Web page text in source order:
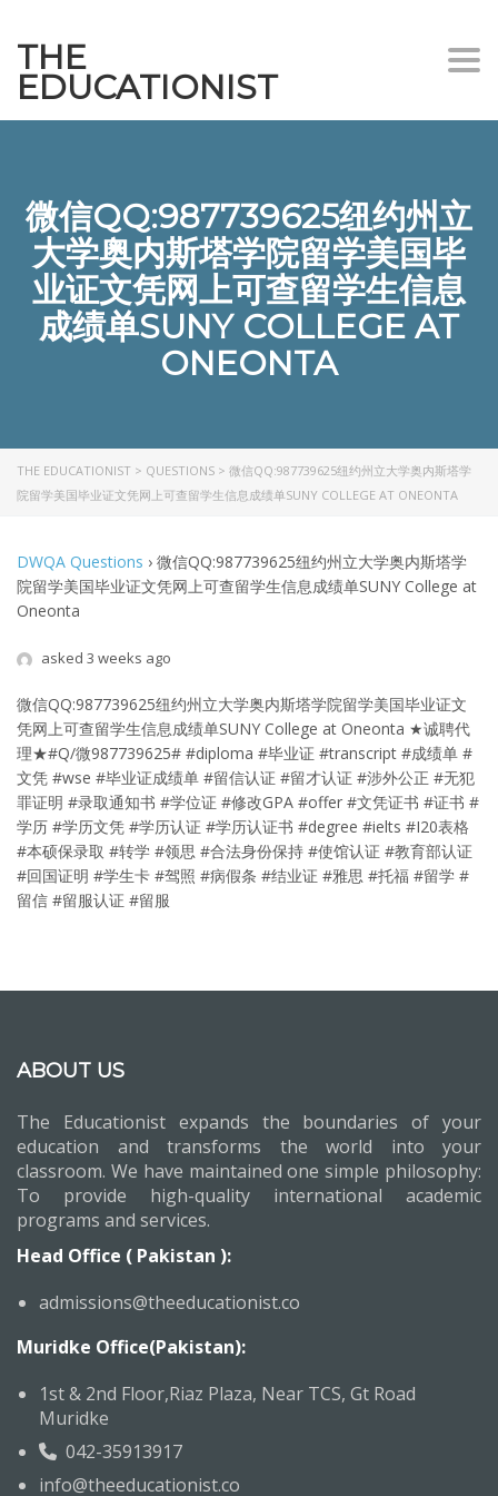
THE
EDUCATIONIST
微信QQ:987739625纽约州立
大学奥内斯塔学院留学美国毕
业证文凭网上可查留学生信息
成绩单SUNY COLLEGE AT
ONEONTA
THE EDUCATIONIST > QUESTIONS > 微信QQ:987739625纽约州立大学奥内斯塔学
院留学美国毕业证文凭网上可查留学生信息成绩单SUNY COLLEGE AT ONEONTA
DWQA Questions › 微信QQ:987739625纽约州立大学奥内斯塔学
院留学美国毕业证文凭网上可查留学生信息成绩单SUNY College at
Oneonta
asked 3 weeks ago
微信QQ:987739625纽约州立大学奥内斯塔学院留学美国毕业证文
凭网上可查留学生信息成绩单SUNY College at Oneonta ★诚聘代
理★#Q/微987739625# #diploma #毕业证 #transcript #成绩单 #
文凭 #wse #毕业证成绩单 #留信认证 #留才认证 #涉外公正 #无犯
罪证明 #录取通知书 #学位证 #修改GPA #offer #文凭证书 #证书 #
学历 #学历文凭 #学历认证 #学历认证书 #degree #ielts #I20表格
#本硕保录取 #转学 #领思 #合法身份保持 #使馆认证 #教育部认证
#回国证明 #学生卡 #驾照 #病假条 #结业证 #雅思 #托福 #留学 #
留信 #留服认证 #留服
ABOUT US
The Educationist expands the boundaries of your
education and transforms the world into your
classroom. We have maintained one simple philosophy:
To provide high-quality international academic
programs and services.
Head Office ( Pakistan ):
admissions@theeducationist.co
Muridke Office(Pakistan):
1st & 2nd Floor,Riaz Plaza, Near TCS, Gt Road
Muridke
042-35913917
info@theeducationist.co